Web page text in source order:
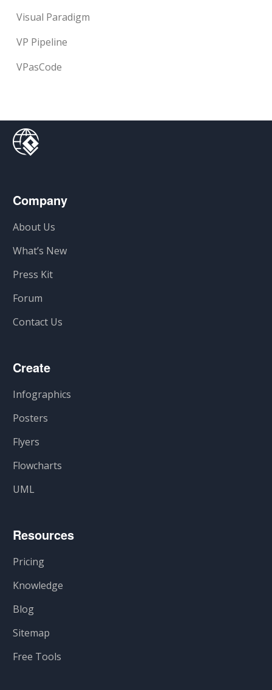
Visual Paradigm
VP Pipeline
VPasCode
Company
About Us
What’s New
Press Kit
Forum
Contact Us
Create
Infographics
Posters
Flyers
Flowcharts
UML
Resources
Pricing
Knowledge
Blog
Sitemap
Free Tools